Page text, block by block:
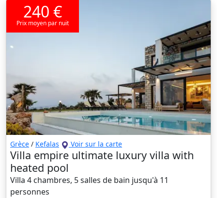
240 €
Prix moyen par nuit
Grèce / Kefalas Voir sur la carte
Villa empire ultimate luxury villa with
heated pool
Villa 4 chambres, 5 salles de bain jusqu'à 11
personnes